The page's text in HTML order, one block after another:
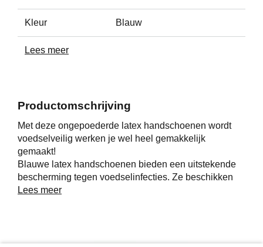
Productomschrijving
Met deze ongepoederde latex handschoenen wordt
voedselveilig werken je wel heel gemakkelijk
gemaakt!
Blauwe latex handschoenen bieden een uitstekende
bescherming tegen voedselinfecties. Ze beschikken
over een prima pasvorm en een goed rekvermogen en
blauw zijn. Als bijvoorbeeld bij het snijden van voedsel
Lees meer
Kleur Blauw
Lees meer